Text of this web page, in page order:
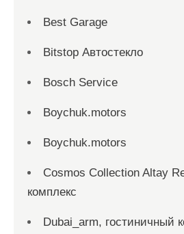
Best Garage
Bitstop Автостекло
Bosch Service
Boychuk.motors
Boychuk.motors
Cosmos Collection Altay
комплекс
Dubai_arm, гостиничный